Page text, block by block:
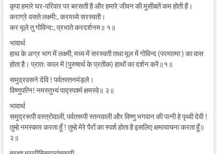
कृपा हमारे घर-परिवार पर बरसती है और हमारे जीवन की मुसीबतें कम होती हैं।
कराग्रे वसते लक्ष्मी:, करमध्ये सरस्वती।
कर मूले तु गोविन्द:, प्रभाते करदर्शनम॥ १॥
भावार्थ
हाथ के अग्र भाग में लक्ष्मी, मध्य में सरस्वती तथा मूल में गोविन्द (परमात्मा ) का वास
होता है। प्रातः काल में (पुरुषार्थ के प्रतीक) हाथों का दर्शन करें॥१॥
समुद्रवसने देवि ! पर्वतस्तनमंड्ले।
विष्णुपत्नि! नमस्तुभ्यं पाद्स्पर्श्म क्षमस्वे॥ २॥
भावार्थ
समुद्ररूपी वस्त्रोवाली, पर्वतरूपी स्तनवाली और विष्णु भगवान की पत्नी हे पृथ्वी देवी !
तुम्हे नमस्कार करता हूँ ! तुम्हे मेरे पैरों का स्पर्श होता है इसलिए क्षमायाचना करता हूँ॥
२॥